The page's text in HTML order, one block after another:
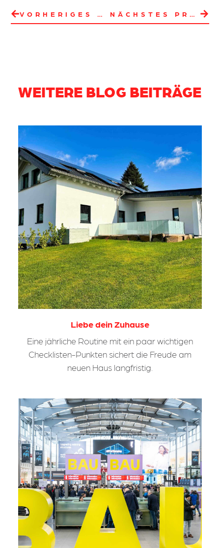
WEITERE BLOG BEITRÄGE
Liebe dein Zuhause
Eine jährliche Routine mit ein paar wichtigen
Checklisten-Punkten sichert die Freude am
neuen Haus langfristig.